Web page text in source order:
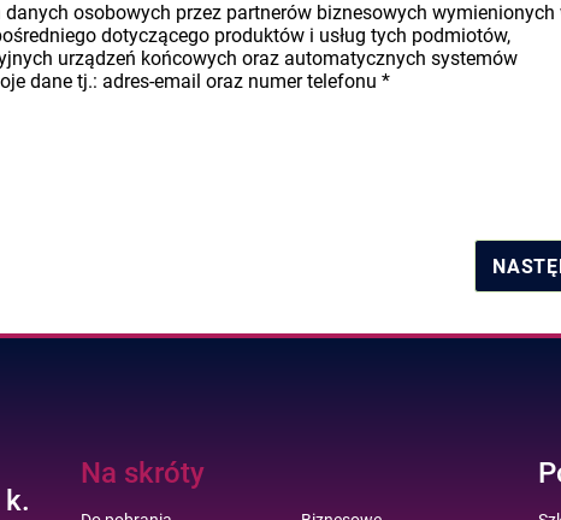
osobowych przez partnerów biznesowych wymienionych
dotyczącego produktów i usług tych podmiotów,
urządzeń końcowych oraz automatycznych systemów
dane tj.: adres-email oraz numer telefonu *
Na skróty